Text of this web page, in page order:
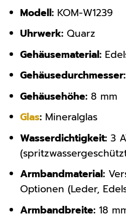
Modell:KOM-W1239
Uhrwerk:Quarz
Gehäusematerial:
Gehäusedurchmesser:
Gehäusehöhe:8 mm
Glas:Mineralglas
Wasserdichtigkeit:3
Armbandmaterial:
Optionen (Leder,
Armbandbreite:18